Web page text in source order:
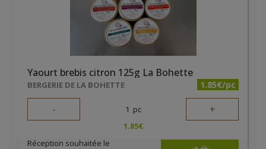
Yaourt brebis citron 125g La Bohette
BERGERIE DE LA BOHETTE 1.85€/pc
- 1 pc +
1.85€
Réception souhaitée le